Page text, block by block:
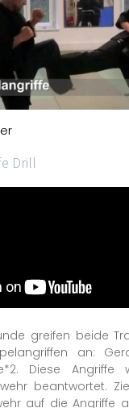
Drill
greifen beide
an:
Diese Angriffe
beantwortet.
auf die Angriffe